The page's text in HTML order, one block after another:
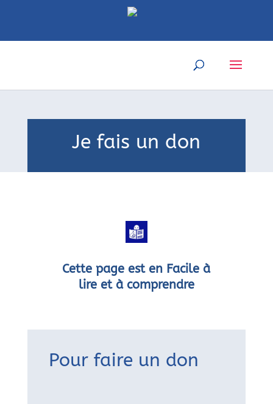
Je fais un don
Cette page est en Facile à
lire et à comprendre
Pour faire un don